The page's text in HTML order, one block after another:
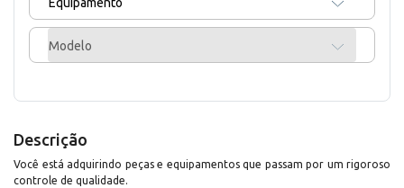
Equipamento
Modelo
Descrição
Você está adquirindo peças e equipamentos que passam por um rigoroso
controle de qualidade.